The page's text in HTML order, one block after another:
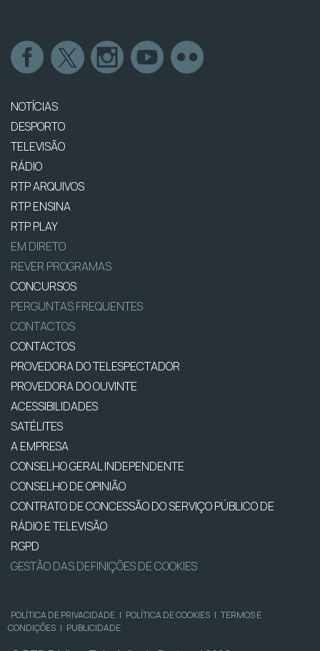
NOTÍCIAS
DESPORTO
TELEVISÃO
RÁDIO
RTP ARQUIVOS
RTP ENSINA
RTP PLAY
EM DIRETO
REVER PROGRAMAS
CONCURSOS
PERGUNTAS FREQUENTES
CONTACTOS
CONTACTOS
PROVEDORA DO TELESPECTADOR
PROVEDORA DO OUVINTE
ACESSIBILIDADES
SATÉLITES
A EMPRESA
CONSELHO GERAL INDEPENDENTE
CONSELHO DE OPINIÃO
CONTRATO DE CONCESSÃO DO SERVIÇO PÚBLICO DE
RÁDIO E TELEVISÃO
RGPD
GESTÃO DAS DEFINIÇÕES DE COOKIES
POLÍTICA DE PRIVACIDADE | POLÍTICA DE COOKIES | TERMOS E
CONDIÇÕES | PUBLICIDADE